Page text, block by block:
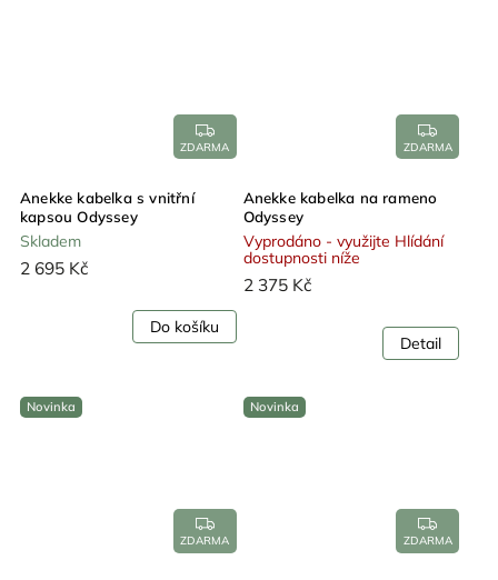
ZDARMA
Anekke kabelka s vnitřní
kapsou Odyssey
Skladem
2 695 Kč
Do košíku
ZDARMA
Anekke kabelka na rameno
Odyssey
Vyprodáno - využijte Hlídání
dostupnosti níže
2 375 Kč
Detail
Novinka
ZDARMA
Novinka
ZDARMA